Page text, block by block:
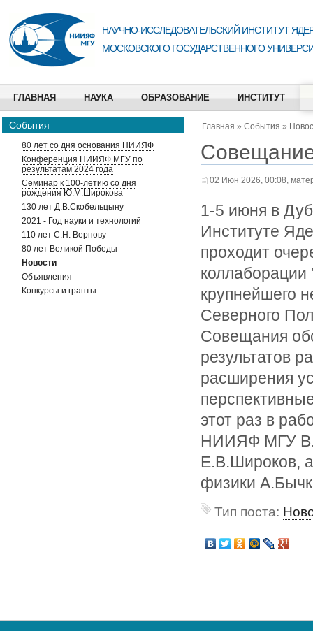
НАУЧНО-ИССЛЕДОВАТЕЛЬСКИЙ ИНСТИТУТ
МОСКОВСКОГО ГОСУДАРСТВЕННОГО
ГЛАВНАЯ НАУКА ОБРАЗОВАНИЕ ИНСТИТУТ
События
80 лет со дня основания НИИЯФ
Конференция НИИЯФ МГУ по
результатам 2024 года
Семинар к 100-летию со дня
рождения Ю.М.Широкова
130 лет Д.В.Скобельцыну
2021 - Год науки и технологий
110 лет С.Н. Вернову
80 лет Великой Победы
Новости
Объявления
Конкурсы и гранты
Главная » События »
02 Июн 2026, 00:08,
1-5 июня в
Институте
проходит
крупнейшего
Северного
Совещания
результатов
расширения
этот раз в
НИИЯФ МГУ
Е.В.Широков,
физики
Тип поста: